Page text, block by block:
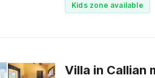
Kids zone available
Villa in Callian